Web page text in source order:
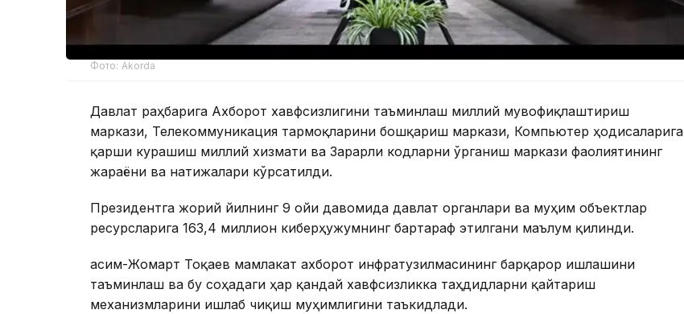
Фото: Akorda
Давлат раҳбарига Ахборот хавфсизлигини таъминлаш миллий мувофиқлаштириш
маркази, Телекоммуникация тармоқларини бошқариш маркази, Компьютер ҳодисаларига
қарши курашиш миллий хизмати ва Зарарли кодларни ўрганиш маркази фаолиятининг
жараёни ва натижалари кўрсатилди.
Президентга жорий йилнинг 9 ойи давомида давлат органлари ва муҳим объектлар
ресурсларига 163,4 миллион киберҳужумнинг бартараф этилгани маълум қилинди.
Қасим-Жомарт Тоқаев мамлакат ахборот инфратузилмасининг барқарор ишлашини
таъминлаш ва бу соҳадаги ҳар қандай хавфсизликка таҳдидларни қайтариш
механизмларини ишлаб чиқиш муҳимлигини таъкидлади.